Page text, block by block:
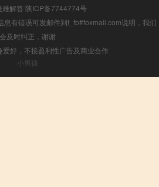
难解答 陕ICP备7744774号
息有错误可发邮件到f_fb#foxmail.com说明，我们
会及时纠正，谢谢
好，不接盈利性广告及商业合作
小男孩